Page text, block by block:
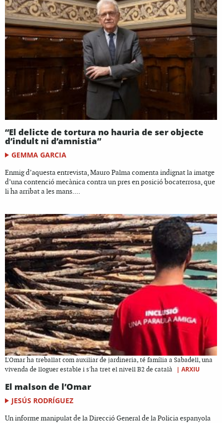
“El delicte de tortura no hauria de ser objecte
d’indult ni d’amnistia”
GEMMA GARCIA
Enmig d’aquesta entrevista, Mauro Palma comenta indignat la imatge
d’una contenció mecànica contra un pres en posició bocaterrosa, que
li ha arribat a les mans....
L'Omar ha treballat com auxiliar de jardineria, té família a Sabadell, una
vivenda de lloguer estable i s'ha tret el nivell B2 de català
| ARXIU
El malson de l’Omar
JESÚS RODRÍGUEZ
Un informe manipulat de la Direcció General de la Policia espanyola